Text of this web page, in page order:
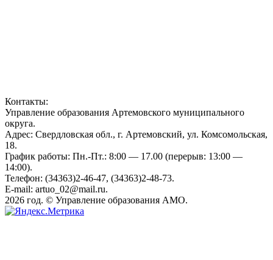
Контакты:
Управление образования Артемовского муниципального
округа.
Адрес: Свердловская обл., г. Артемовский, ул. Комсомольская,
18.
График работы: Пн.-Пт.: 8:00 — 17.00 (перерыв: 13:00 —
14:00).
Телефон: (34363)2-46-47, (34363)2-48-73.
E-mail: artuo_02@mail.ru.
2026 год. © Управление образования АМО.